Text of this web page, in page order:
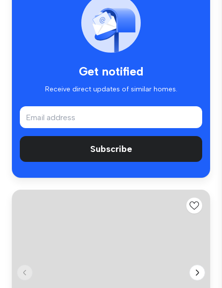
Get notified
Receive direct updates of similar homes.
Subscribe